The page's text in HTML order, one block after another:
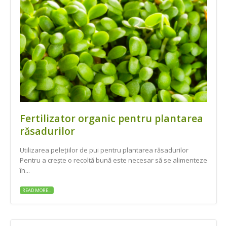
Fertilizator organic pentru plantarea
răsadurilor
Utilizarea pelețiilor de pui pentru plantarea răsadurilor
Pentru a crește o recoltă bună este necesar să se alimenteze
în...
READ MORE...